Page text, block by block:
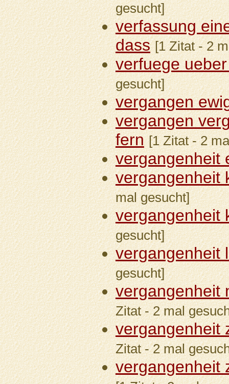
gesucht]
verfassung
dass [1 Zitat - 2
verfuege
gesucht]
vergangen
vergangen
fern [1 Zitat - 2
vergangenheit
vergangenheit
mal gesucht]
vergangenheit
gesucht]
vergangenheit
gesucht]
vergangenheit
Zitat - 2 mal
vergangenheit
Zitat - 2 mal
vergangenheit